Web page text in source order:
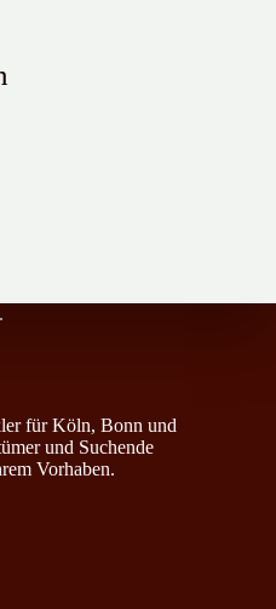
für Köln, Bonn und
und Suchende
Vorhaben.